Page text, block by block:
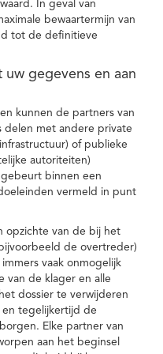
In geval van
bewaartermijn van
tot de definitieve
gegevens en aan
kunnen de partners van
delen met andere private
of publieke
autoriteiten)
binnen een
vermeld in punt
opzichte van de bij het
de overtreder)
vaak onmogelijk
van de klager en alle
dossier te verwijderen
tegelijkertijd de
Elke partner van
aan het beginsel